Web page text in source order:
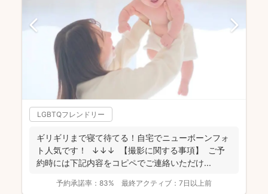
LGBTQフレンドリー
ギリギリまで寝て待てる！自宅でニューボーンフォ
ト人気です！ ↓↓↓ 【撮影に関する事項】 ご予
約時には下記内容をコピペでご連絡いただけ...
予約承諾率： 83% 最終アクティブ： 7日以上前